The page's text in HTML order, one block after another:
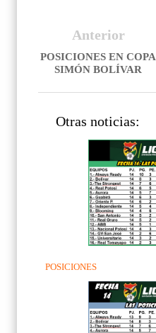
Anterior
POSICIONES EN COPA
SIMÓN BOLÍVAR
Otras noticias:
POSICIONES